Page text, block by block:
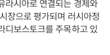
라시아로 연결되는 경제와
장으로 평가되며 러시아정
디보스토크를 주목하고 있